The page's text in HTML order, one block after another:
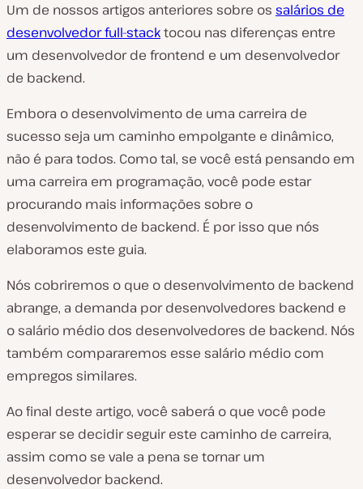
Um de nossos artigos anteriores sobre os salários de
desenvolvedor full-stacktocou nas diferenças entre
um desenvolvedor de frontend e um desenvolvedor
de backend.
Embora o desenvolvimento de uma carreira de
sucesso seja um caminho empolgante e dinâmico,
não é para todos. Como tal, se você está pensando em
uma carreira em programação, você pode estar
procurando mais informações sobre o
desenvolvimento de backend. É por isso que nós
elaboramos este guia.
Nós cobriremos o que o desenvolvimento de backend
abrange, a demanda por desenvolvedores backend e
o salário médio dos desenvolvedores de backend. Nós
também compararemos esse salário médio com
empregos similares.
Ao final deste artigo, você saberá o que você pode
esperar se decidir seguir este caminho de carreira,
assim como se vale a pena se tornar um
desenvolvedor backend.